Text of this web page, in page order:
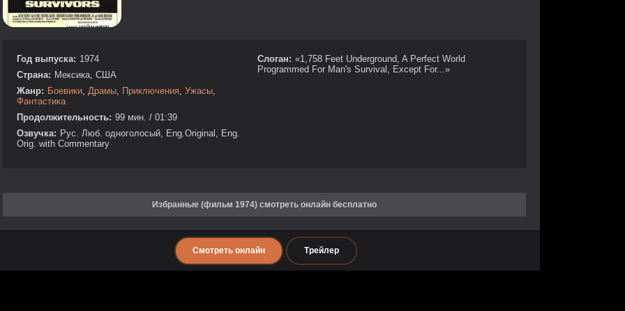
Год выпуска: 1974
Страна: Мексика, США
Жанр: Боевики Драмы Приключения Ужасы
Фантастика
Продолжительность: 99 мин. / 01:39
Озвучка: Рус. Люб. одноголосый, Eng.Original, Eng.
Orig. with Commentary
Слоган: «1,758 Feet Underground, A Perfect World
Programmed For Man's Survival, Except For...»
Избранные (фильм 1974) смотреть онлайн бесплатно
Смотреть онлайн Трейлер